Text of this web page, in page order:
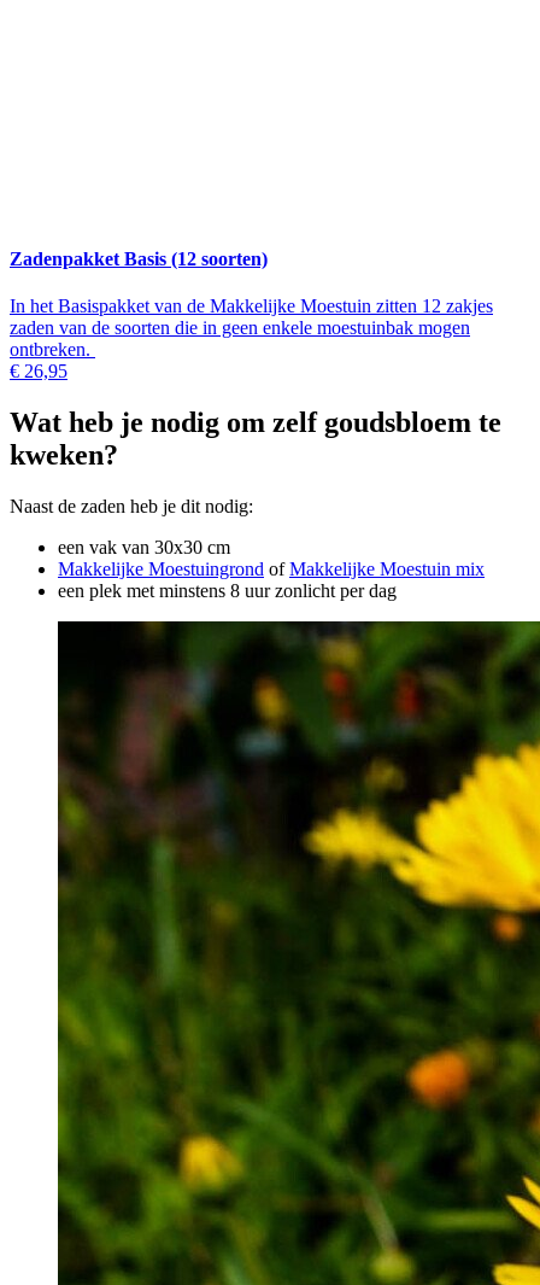
Zadenpakket Basis (12 soorten)
In het Basispakket van de Makkelijke Moestuin zitten 12 zakjes
zaden van de soorten die in geen enkele moestuinbak mogen
ontbreken.
€ 26,95
Wat heb je nodig om zelf goudsbloem te
kweken?
Naast de zaden heb je dit nodig:
een vak van 30x30 cm
Makkelijke Moestuingrond ofMakkelijke Moestuin mix
een plek met minstens 8 uur zonlicht per dag